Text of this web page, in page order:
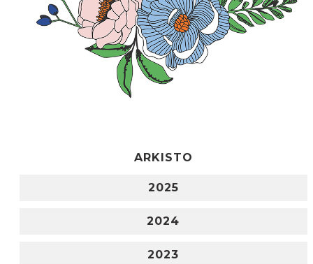
ARKISTO
2025
2024
2023